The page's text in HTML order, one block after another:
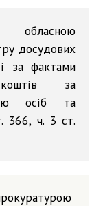
досудових
за фактами
за
осіб та
366, ч. 3 ст.